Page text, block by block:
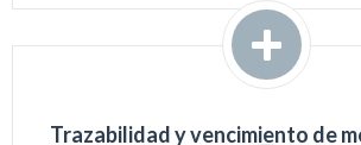
Trazabilidad y vencimiento de